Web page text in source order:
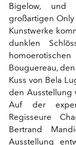
Bigelow, und
großartigen Only
Kunstwerke
dunklen
Bouguereau,
Kuss von Bela
den Ausstellung
Auf der
Regisseure
Bertrand
Ausstellung